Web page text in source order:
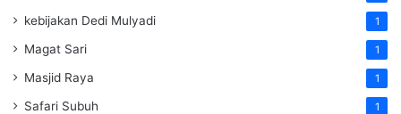
kebijakan Dedi Mulyadi 1
Magat Sari 1
Masjid Raya 1
Safari Subuh 1